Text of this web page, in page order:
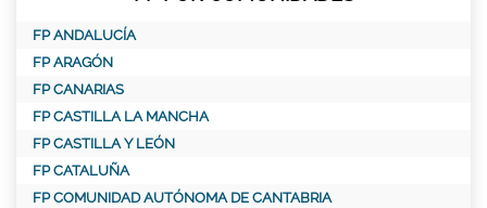
FP ANDALUCÍA
FP ARAGÓN
FP CANARIAS
FP CASTILLA LA MANCHA
FP CASTILLA Y LEÓN
FP CATALUÑA
FP COMUNIDAD AUTÓNOMA DE CANTABRIA